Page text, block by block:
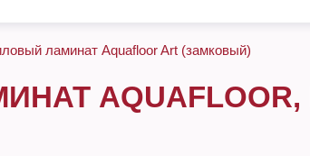
ламинат Aquafloor Art (замковый)
AQUAFLOOR,